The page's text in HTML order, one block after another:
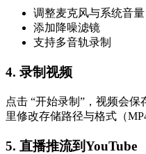
调整麦克风与系统音量
添加降噪滤镜
支持多音轨录制
4. 录制视频
点击 “开始录制”，视频会
里修改存储路径与格式（
5. 直播推流到YouTube